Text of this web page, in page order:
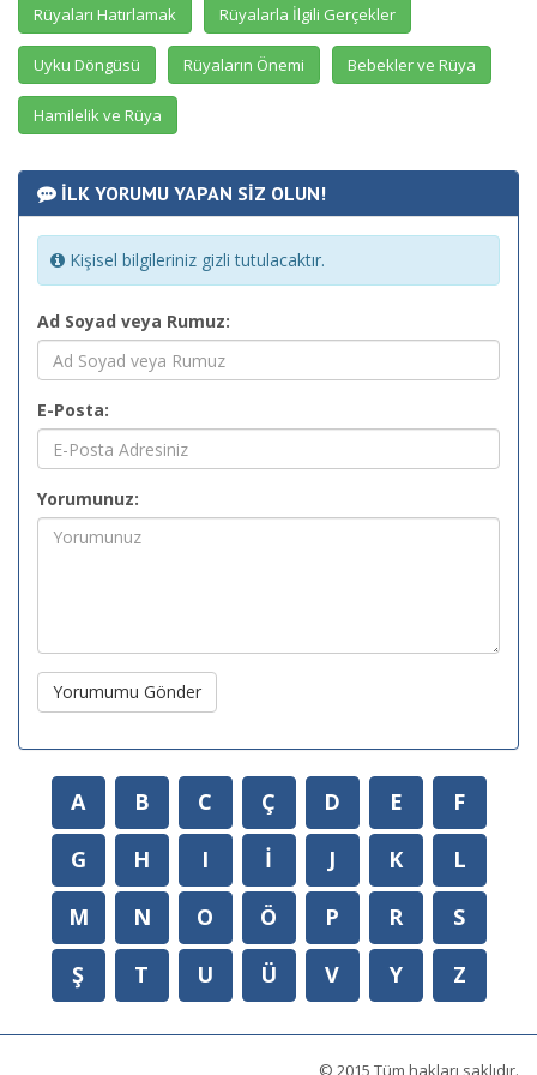
Rüyaları Hatırlamak Rüyalarla İlgili Gerçekler
Uyku Döngüsü Rüyaların Önemi Bebekler ve Rüya
Hamilelik ve Rüya
İLK YORUMU YAPAN SİZ OLUN!
Kişisel bilgileriniz gizli tutulacaktır.
Ad Soyad veya Rumuz:
E-Posta:
Yorumunuz:
Yorumumu Gönder
A B C Ç D E
F
G
H I İ J K
L
M
N O Ö P R
S
Ş
T U Ü V Y Z
© 2015 Tüm hakları saklıdır.